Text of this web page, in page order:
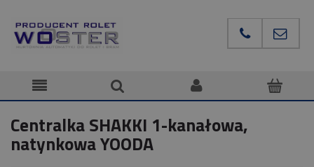
Centralka SHAKKI 1-kanałowa,
natynkowa YOODA